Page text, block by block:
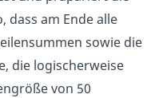
dass am Ende alle
sowie die
die logischerweise
von 50